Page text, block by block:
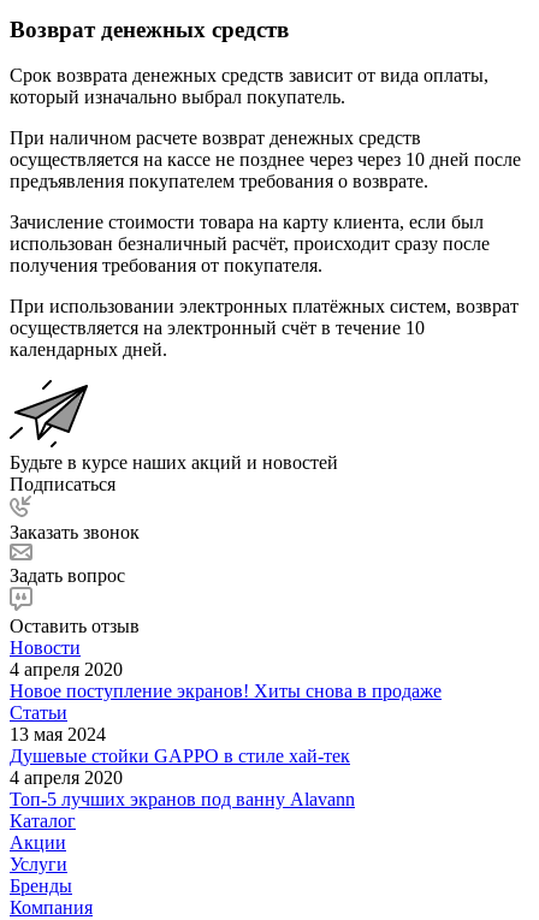
Возврат денежных средств
Срок возврата денежных средств зависит от вида оплаты,
который изначально выбрал покупатель.
При наличном расчете возврат денежных средств
осуществляется на кассе не позднее через через 10 дней после
предъявления покупателем требования о возврате.
Зачисление стоимости товара на карту клиента, если был
использован безналичный расчёт, происходит сразу после
получения требования от покупателя.
При использовании электронных платёжных систем, возврат
осуществляется на электронный счёт в течение 10
календарных дней.
Будьте в курсе наших акций и новостей
Подписаться
Заказать звонок
Задать вопрос
Оставить отзыв
Новости
4 апреля 2020
Новое поступление экранов! Хиты снова в продаже
Статьи
13 мая 2024
Душевые стойки GAPPO в стиле хай-тек
4 апреля 2020
Топ-5 лучших экранов под ванну Alavann
Каталог
Акции
Услуги
Бренды
Компания